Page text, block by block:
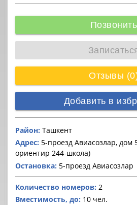
Позвонить
Отзывы
Добавить в
Район: Ташкент
Адрес: 5-проезд Авиасозлар, дом
ориентир 244-школа)
Остановка: 5-проезд Авиасозлар
Количество номеров: 2
Вместимость, до: 10 чел.